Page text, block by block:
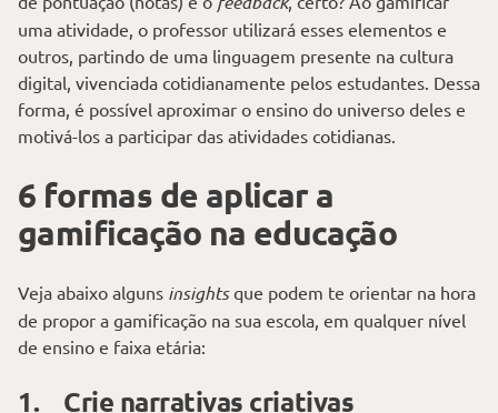
uma atividade, o professor utilizará esses elementos e
outros, partindo de uma linguagem presente na cultura
digital, vivenciada cotidianamente pelos estudantes. Dessa
forma, é possível aproximar o ensino do universo deles e
motivá-los a participar das atividades cotidianas.
6 formas de aplicar a
gamificação na educação
Veja abaixo alguns insightsque podem te orientar na hora
de propor a gamificação na sua escola, em qualquer nível
de ensino e faixa etária:
1. Crie narrativas criativas